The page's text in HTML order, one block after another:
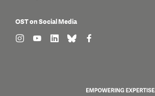
OST on Social Media
find us on: instagram
find us on: youtube
find us on: linkedin
find us on: bluesky
find us on: